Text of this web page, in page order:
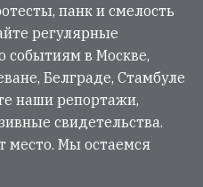
панк и смелость
регулярные
событиям в Москве,
Белграде, Стамбуле
наши репортажи,
свидетельства.
место. Мы остаемся